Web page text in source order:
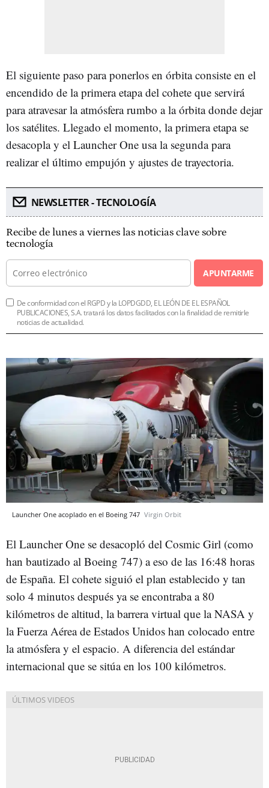
El siguiente paso para ponerlos en órbita consiste en el
encendido de la primera etapa del cohete que servirá
para atravesar la atmósfera rumbo a la órbita donde dejar
los satélites. Llegado el momento, la primera etapa se
desacopla y el Launcher One usa la segunda para
realizar el último empujón y ajustes de trayectoria.
NEWSLETTER - TECNOLOGÍA
Recibe de lunes a viernes las noticias clave sobre
tecnología
APUNTARME
De conformidad con el RGPD y la LOPDGDD, EL LEÓN DE EL ESPAÑOL
PUBLICACIONES, S.A. tratará los datos facilitados con la finalidad de remitirle
noticias de actualidad.
Launcher One acoplado en el Boeing 747 Virgin Orbit
El Launcher One se desacopló del Cosmic Girl (como
han bautizado al Boeing 747) a eso de las 16:48 horas
de España. El cohete siguió el plan establecido y tan
solo 4 minutos después ya se encontraba a 80
kilómetros de altitud, la barrera virtual que la NASA y
la Fuerza Aérea de Estados Unidos han colocado entre
la atmósfera y el espacio. A diferencia del estándar
internacional que se sitúa en los 100 kilómetros.